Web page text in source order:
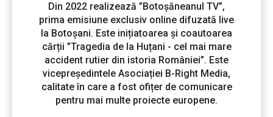
Din 2022 realizează ”Botoșăneanul TV”,
prima emisiune exclusiv online difuzată live
la Botoșani. Este inițiatoarea și coautoarea
cărții ”Tragedia de la Huțani - cel mai mare
accident rutier din istoria României”. Este
vicepreședintele Asociației B-Right Media,
calitate în care a fost ofițer de comunicare
pentru mai multe proiecte europene.